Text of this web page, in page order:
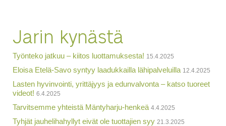
Jarin kynästä
Työnteko jatkuu – kiitos luottamuksesta! 15.4.2025
Eloisa Etelä-Savo syntyy laadukkailla lähipalveluilla 12.4.2025
Lasten hyvinvointi, yrittäjyys ja edunvalvonta – katso tuoreet
videot! 6.4.2025
Tarvitsemme yhteistä Mäntyharju-henkeä 4.4.2025
Tyhjät jauhelihahyllyt eivät ole tuottajien syy 21.3.2025